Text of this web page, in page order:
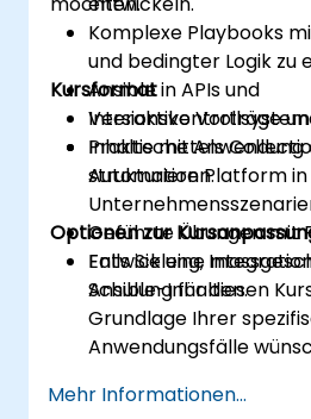
Komplexe Playbooks
und bedingter Logik zu
Ansible in APIs und
Inhalte mittels
strukturieren.
Kursformat
Interaktive Vorträge
Praktische Anwendung
Automation Platform
Geführte Übungen mit
Entwicklung,
Ansible-Inhalten.
Optionen zur
Falls Sie eine
Schulung für diesen
Grundlage Ihrer
Anwendungsfälle
vereinbaren.
Mehr Informationen...